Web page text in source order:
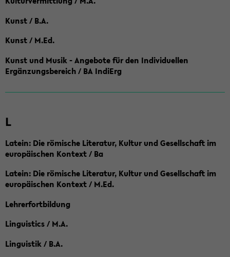
Kunst / B.A.
Kunst / M.Ed.
Kunst und Musik - Angebote für den Individuellen
Ergänzungsbereich / BA IndiErg
L
Latein: Die römische Literatur, Kultur und Gesellschaft im
europäischen Kontext / Ba
Latein: Die römische Literatur, Kultur und Gesellschaft im
europäischen Kontext / M.Ed.
Lehrerfortbildung
Linguistics / M.A.
Linguistik / B.A.